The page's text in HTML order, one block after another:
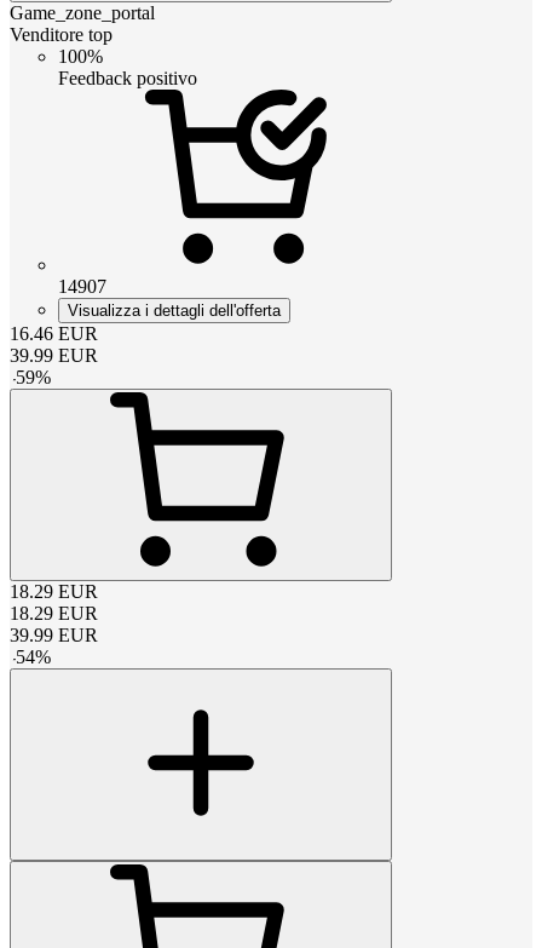
Game_zone_portal
Venditore top
100%
Feedback positivo
14907
Visualizza i dettagli dell'offerta
16.46 EUR
39.99 EUR
-59%
18.29 EUR
18.29 EUR
39.99 EUR
-54%